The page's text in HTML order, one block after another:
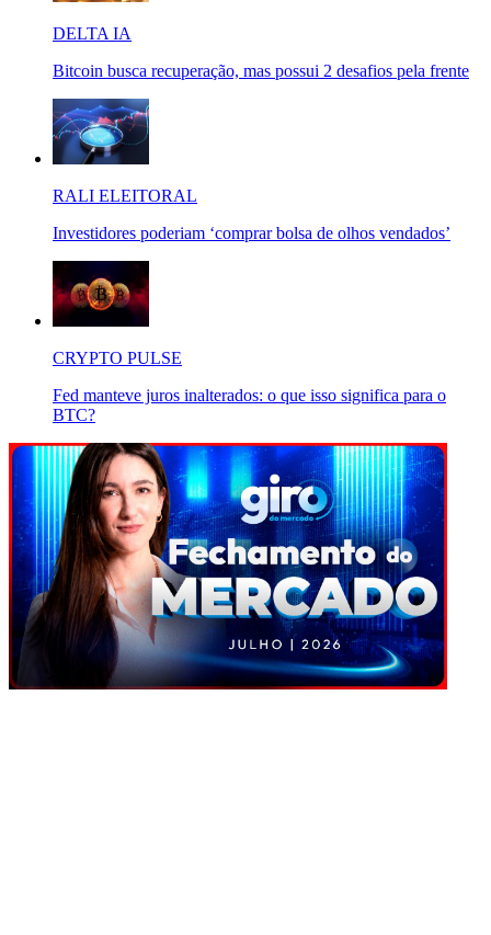
DELTA IA
Bitcoin busca recuperação, mas possui 2 desafios pela frente
RALI ELEITORAL
Investidores poderiam ‘comprar bolsa de olhos vendados’
CRYPTO PULSE
Fed manteve juros inalterados: o que isso significa para o
BTC?